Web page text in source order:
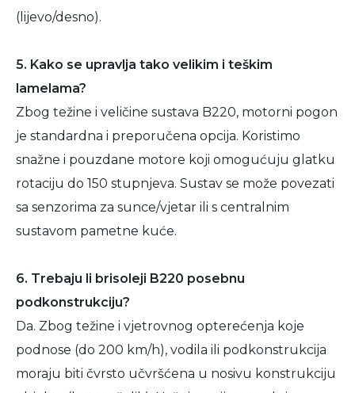
(lijevo/desno).
5. Kako se upravlja tako velikim i teškim
lamelama?
Zbog težine i veličine sustava B220, motorni pogon
je standardna i preporučena opcija. Koristimo
snažne i pouzdane motore koji omogućuju glatku
rotaciju do 150 stupnjeva. Sustav se može povezati
sa senzorima za sunce/vjetar ili s centralnim
sustavom pametne kuće.
6. Trebaju li brisoleji B220 posebnu
podkonstrukciju?
Da. Zbog težine i vjetrovnog opterećenja koje
podnose (do 200 km/h), vodila ili podkonstrukcija
moraju biti čvrsto učvršćena u nosivu konstrukciju